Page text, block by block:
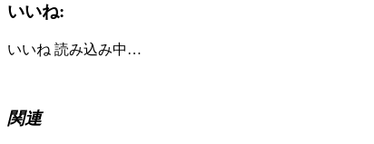
いいね:
いいね 読み込み中…
関連